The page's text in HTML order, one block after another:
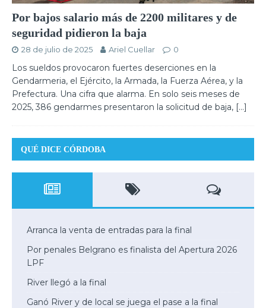
Por bajos salario más de 2200 militares y de
seguridad pidieron la baja
28 de julio de 2025 Ariel Cuellar 0
Los sueldos provocaron fuertes deserciones en la
Gendarmeria, el Ejército, la Armada, la Fuerza Aérea, y la
Prefectura. Una cifra que alarma. En solo seis meses de
2025, 386 gendarmes presentaron la solicitud de baja, […]
QUÉ DICE CÓRDOBA
Arranca la venta de entradas para la final
Por penales Belgrano es finalista del Apertura 2026
LPF
River llegó a la final
Ganó River y de local se juega el pase a la final